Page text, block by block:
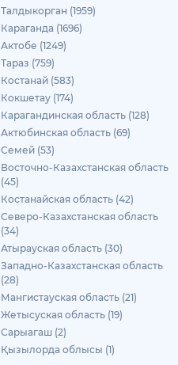
Талдыкорган (1959)
Караганда (1696)
Актобе (1249)
Тараз (759)
Костанай (583)
Кокшетау (174)
Карагандинская область (128)
Актюбинская область (69)
Семей (53)
Восточно-Казахстанская область
(45)
Костанайская область (42)
Северо-Казахстанская область
(34)
Атырауская область (30)
Западно-Казахстанская область
(28)
Мангистауская область (21)
Жетысуская область (19)
Сарыагаш (2)
Қызылорда облысы (1)